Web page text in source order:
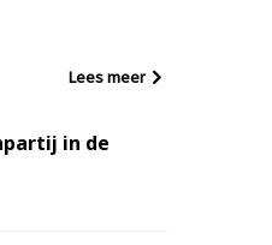
Lees meer
in de